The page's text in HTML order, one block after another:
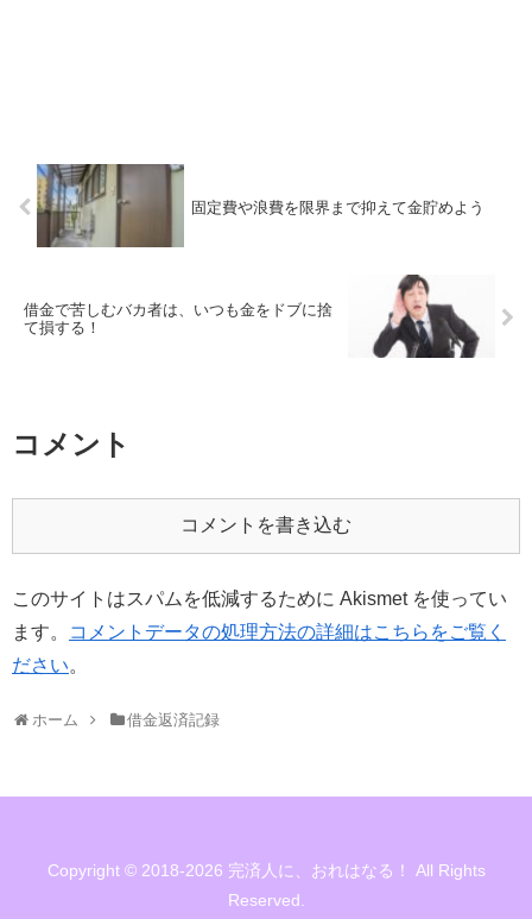
固定費や浪費を限界まで抑えて金貯めよう
借金で苦しむバカ者は、いつも金をドブに捨
て損する！
コメント
コメントを書き込む
このサイトはスパムを低減するために Akismet を使ってい
ます。
コメントデータの処理方法の詳細はこちらをご覧く
ださい。
ホーム 借金返済記録
Copyright © 2018-2026 完済人に、おれはなる！ All Rights
Reserved.